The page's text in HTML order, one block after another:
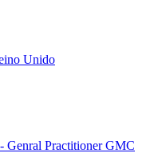
Unido
Genral Practitioner GMC